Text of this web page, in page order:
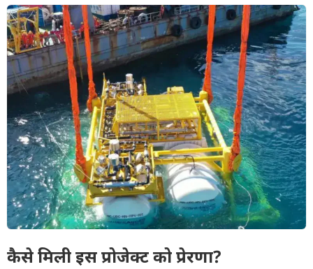
कैसे मिली इस प्रोजेक्ट को प्रेरणा?